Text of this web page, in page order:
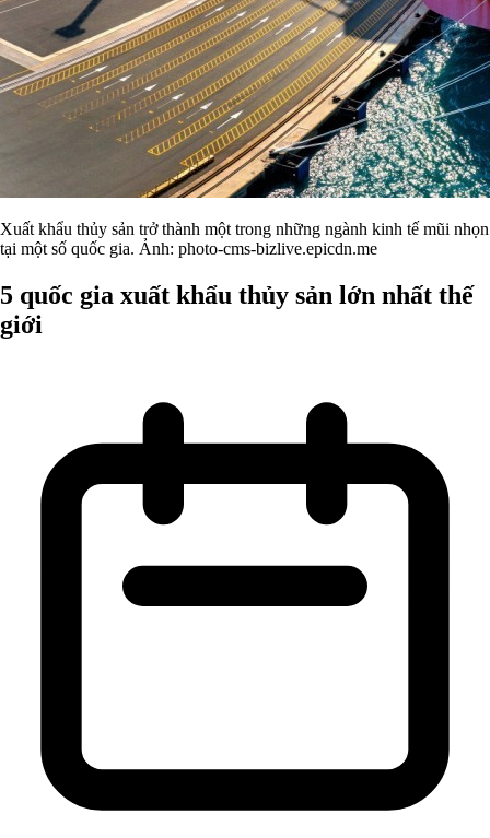
Xuất khẩu thủy sản trở thành một trong những ngành kinh tế mũi nhọn
tại một số quốc gia. Ảnh: photo-cms-bizlive.epicdn.me
5 quốc gia xuất khẩu thủy sản lớn nhất thế
giới